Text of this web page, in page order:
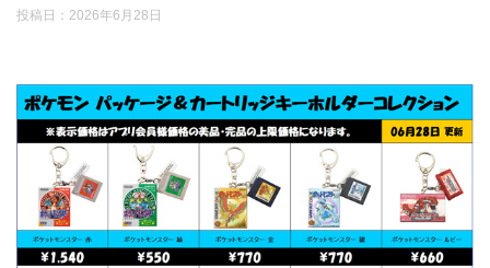
投稿日： 2026年6月28日